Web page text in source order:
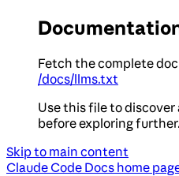
Fetch the complete
/docs/llms.txt
Use this file to discover
before exploring further.
Skip to main content
Claude Code Docs home